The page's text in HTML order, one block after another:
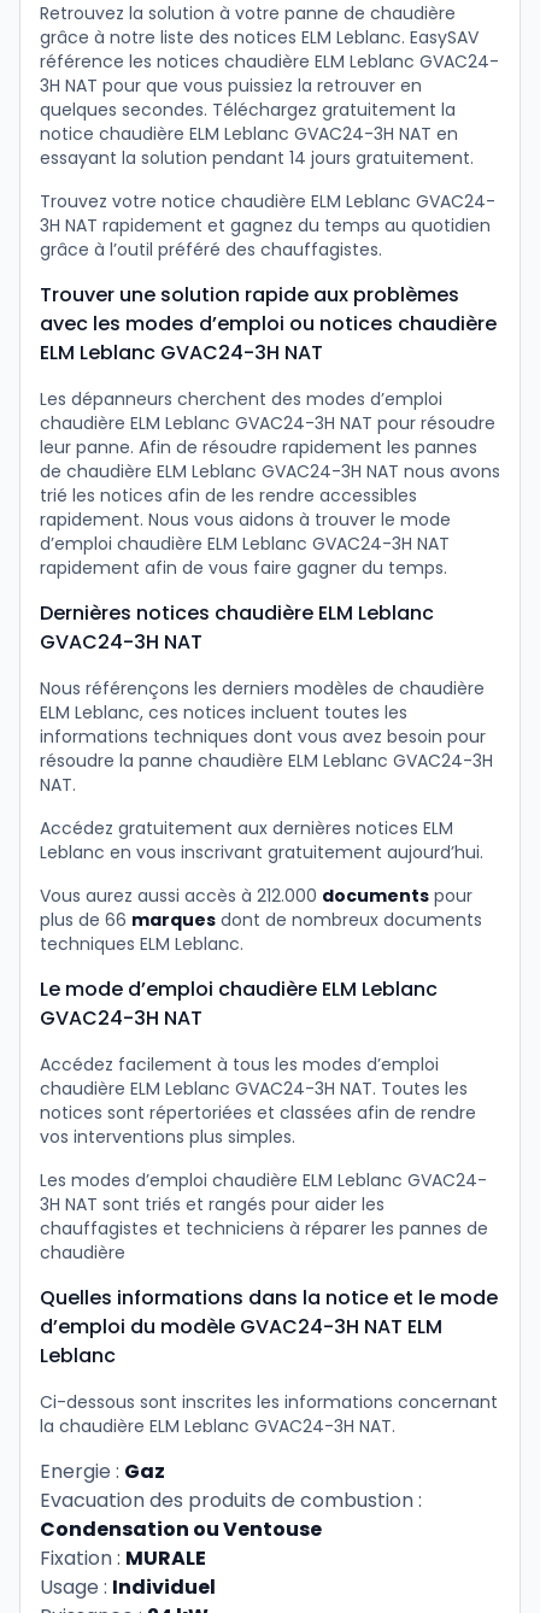
Retrouvez la solution à votre panne de chaudière
grâce à notre liste des notices ELM Leblanc. EasySAV
référence les notices chaudière ELM Leblanc GVAC24-
3H NAT pour que vous puissiez la retrouver en
quelques secondes. Téléchargez gratuitement la
notice chaudière ELM Leblanc GVAC24-3H NAT en
essayant la solution pendant 14 jours gratuitement.
Trouvez votre notice chaudière ELM Leblanc GVAC24-
3H NAT rapidement et gagnez du temps au quotidien
grâce à l’outil préféré des chauffagistes.
Trouver une solution rapide aux problèmes
avec les modes d’emploi ou notices chaudière
ELM Leblanc GVAC24-3H NAT
Les dépanneurs cherchent des modes d’emploi
chaudière ELM Leblanc GVAC24-3H NAT pour résoudre
leur panne. Afin de résoudre rapidement les pannes
de chaudière ELM Leblanc GVAC24-3H NAT nous avons
trié les notices afin de les rendre accessibles
rapidement. Nous vous aidons à trouver le mode
d’emploi chaudière ELM Leblanc GVAC24-3H NAT
rapidement afin de vous faire gagner du temps.
Dernières notices chaudière ELM Leblanc
GVAC24-3H NAT
Nous référençons les derniers modèles de chaudière
ELM Leblanc, ces notices incluent toutes les
informations techniques dont vous avez besoin pour
résoudre la panne chaudière ELM Leblanc GVAC24-3H
NAT.
Accédez gratuitement aux dernières notices ELM
Leblanc en vous inscrivant gratuitement aujourd’hui.
Vous aurez aussi accès à 212.000 documents pour
plus de 66 marques dont de nombreux documents
techniques ELM Leblanc.
Le mode d’emploi chaudière ELM Leblanc
GVAC24-3H NAT
Accédez facilement à tous les modes d’emploi
chaudière ELM Leblanc GVAC24-3H NAT. Toutes les
notices sont répertoriées et classées afin de rendre
vos interventions plus simples.
Les modes d’emploi chaudière ELM Leblanc GVAC24-
3H NAT sont triés et rangés pour aider les
chauffagistes et techniciens à réparer les pannes de
chaudière
Quelles informations dans la notice et le mode
d’emploi du modèle GVAC24-3H NAT ELM
Leblanc
Ci-dessous sont inscrites les informations concernant
la chaudière ELM Leblanc GVAC24-3H NAT.
Energie : Gaz
Evacuation des produits de combustion :
Condensation ou Ventouse
Fixation : MURALE
Usage : Individuel